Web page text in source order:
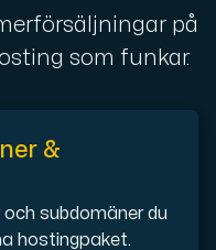
AMD-servrar —
på
som funkar.
&
subdomäner du
hostingpaket.